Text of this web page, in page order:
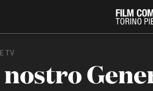
TV